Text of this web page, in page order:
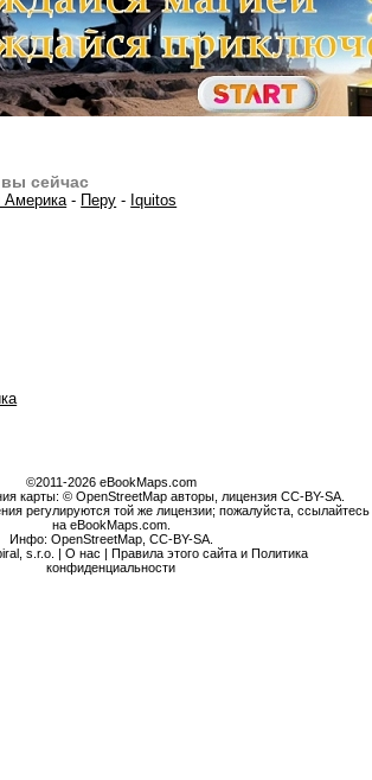
сейчас
- Перу - Iquitos
©2011-2026 eBookMaps.com
карты: © OpenStreetMap авторы, лицензия CC-BY-SA.
регулируются той же лицензии; пожалуйста, ссылайтесь
на eBookMaps.com.
Инфо: OpenStreetMap, CC-BY-SA.
s.r.o. |О нас |Правила этого сайта и Политика
конфиденциальности